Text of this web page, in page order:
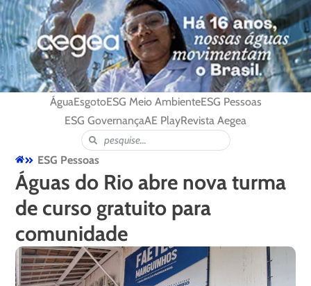
ÁguaEsgotoESG Meio AmbienteESG Pessoas
ESG GovernançaAE PlayRevista Aegea
ESG Pessoas
Águas do Rio abre nova turma
de curso gratuito para
comunidade